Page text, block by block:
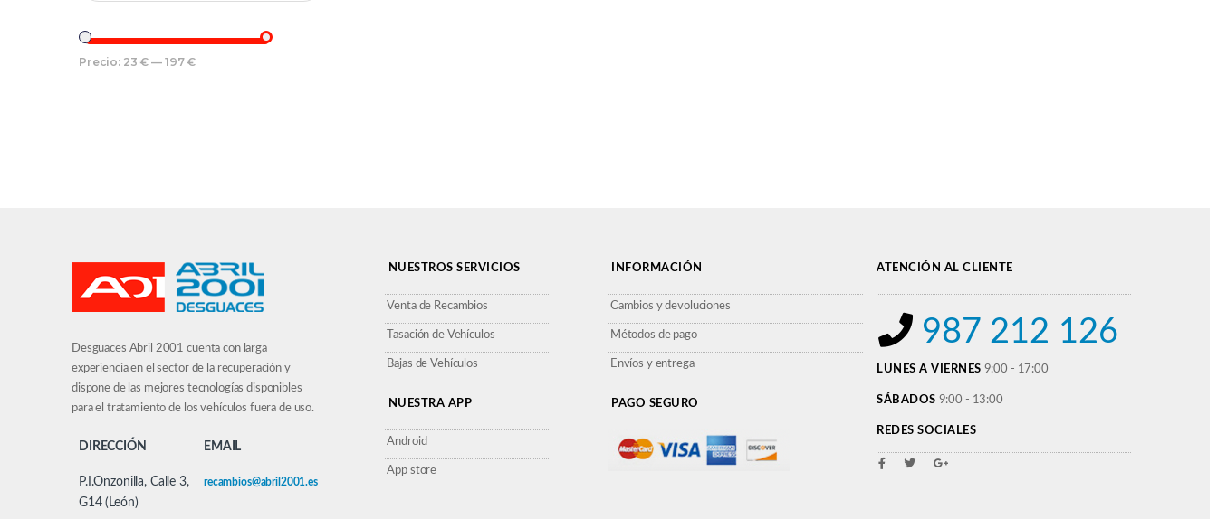
Precio: 23 € — 197 €
Desguaces Abril 2001 cuenta con larga
experiencia en el sector de la recuperación y
dispone de las mejores tecnologías disponibles
para el tratamiento de los vehículos fuera de uso.
DIRECCIÓN EMAIL
P.I.Onzonilla, Calle 3,
G14 (León)
recambios@abril2001.es
NUESTROS SERVICIOS
Venta de Recambios
Tasación de Vehículos
Bajas de Vehículos
NUESTRA APP
Android
App store
INFORMACIÓN
Cambios y devoluciones
Métodos de pago
Envíos y entrega
PAGO SEGURO
ATENCIÓN AL CLIENTE
987 212 126
LUNES A VIERNES 9:00 - 17:00
SÁBADOS 9:00 - 13:00
REDES SOCIALES